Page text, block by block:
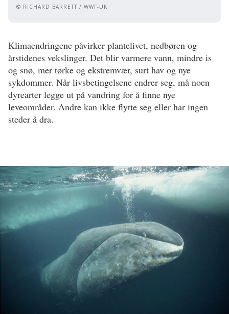
© RICHARD BARRETT / WWF-UK
Klimaendringene påvirker plantelivet, nedbøren og
årstidenes vekslinger. Det blir varmere vann, mindre is
og snø, mer tørke og ekstremvær, surt hav og nye
sykdommer. Når livsbetingelsene endrer seg, må noen
dyrearter legge ut på vandring for å finne nye
leveområder. Andre kan ikke flytte seg eller har ingen
steder å dra.